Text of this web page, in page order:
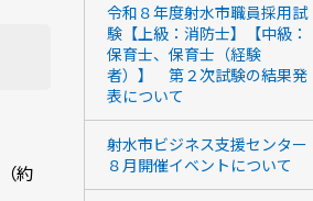
約
令和８年度射水市職員採用試
験【上級：消防士】【中級：
保育士、保育士（経験
者）】 第２次試験の結果発
表について
射水市ビジネス支援センター
８月開催イベントについて